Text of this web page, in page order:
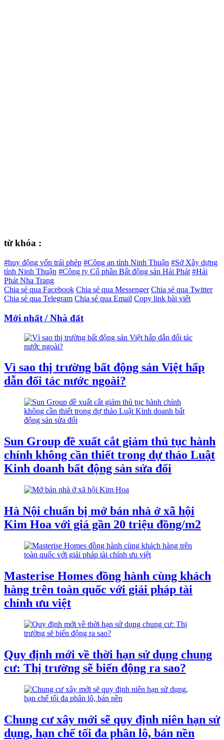
từ khóa :
#huy động vốn trái phép #Công an tỉnh Ninh Thuận #Sở Xây dựng
tỉnh Ninh Thuận #Công ty Cổ phần Bất động sản Hải Phát #Hải
Phát Nha Trang
Chia sẻ qua Facebook Chia sẻ qua Messenger Chia sẻ qua Twitter
Chia sẻ qua Telegram Chia sẻ qua Email Copy link bài viết
Mới nhất / Nhà đất
Vì sao thị trường bất động sản Việt hấp
dẫn đối tác nước ngoài?
Sun Group đề xuất cắt giảm thủ tục hành
chính không cần thiết trong dự thảo Luật
Kinh doanh bất động sản sửa đổi
Hà Nội chuẩn bị mở bán nhà ở xã hội
Kim Hoa với giá gần 20 triệu đồng/m2
Masterise Homes đồng hành cùng khách
hàng trên toàn quốc với giải pháp tài
chính ưu việt
Quy định mới về thời hạn sử dụng chung
cư: Thị trường sẽ biến động ra sao?
Chung cư xây mới sẽ quy định niên hạn sử
dụng, hạn chế tối đa phân lô, bán nền